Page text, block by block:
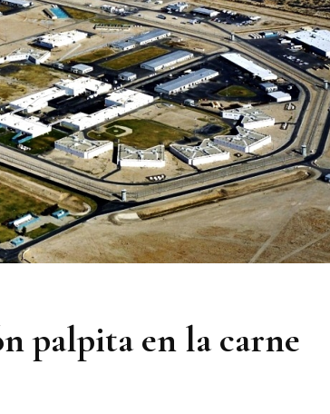
palpita en la carne